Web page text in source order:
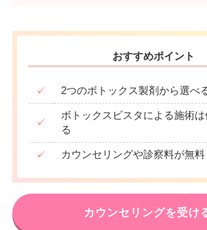
おすすめポイント
✓ 2つのボトックス製剤から選べ
✓
ボトックスビスタによる施術
る
✓ カウンセリングや診察料が無料
カウンセリングを受け